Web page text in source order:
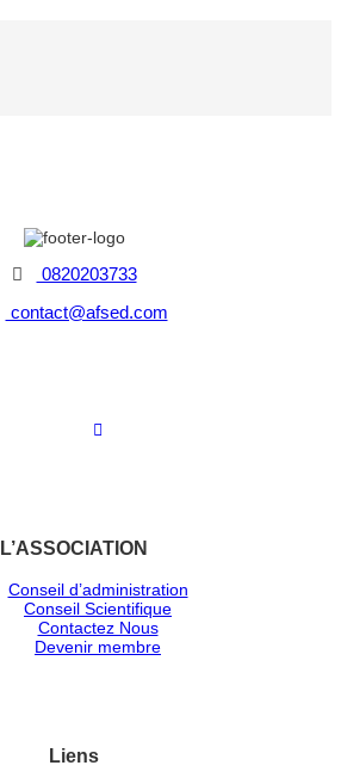
0820203733
contact@afsed.com
L’ASSOCIATION
Conseil d’administration
Conseil Scientifique
Contactez Nous
Devenir membre
Liens